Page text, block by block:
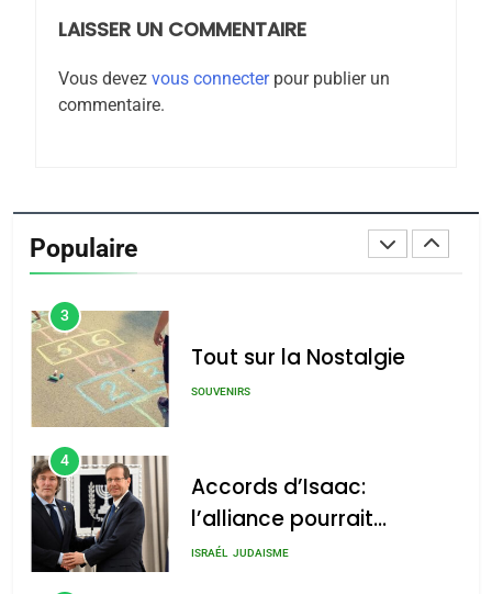
LAISSER UN COMMENTAIRE
Vous devez vous connecterpour publier un
commentaire.
Populaire
1
De Loya Stauber
guerre»: La nouvelle
chanson de Boy George
3
Tout sur la Nostalgie
SOUVENIRS
4
Accords d’Isaac:
l’alliance pourrait
s’étendre à 13 pays
ISRAÉL JUDAISME